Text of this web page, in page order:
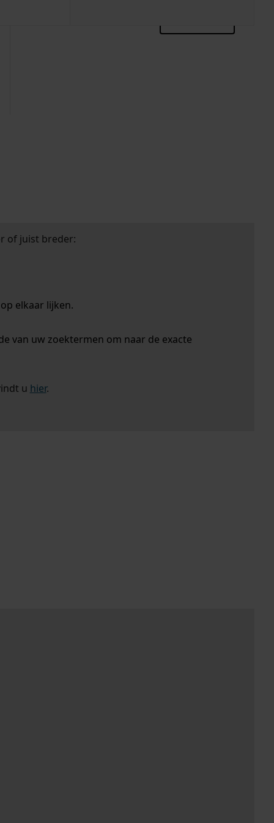
of juist breder:
elkaar lijken.
van uw zoektermen om naar de exacte
u hier.